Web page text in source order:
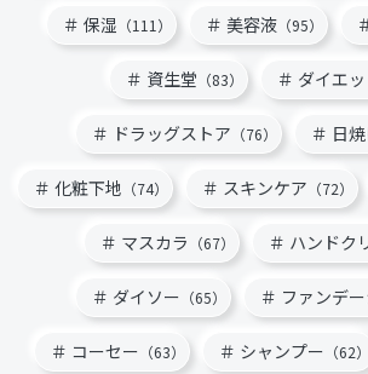
保湿 （111） 美容液 （95）
資生堂 （83） ダイエッ
ドラッグストア （76） 日
化粧下地 （74） スキンケア （72）
マスカラ （67） ハンドク
ダイソー （65） ファンデ
コーセー （63） シャンプー （62）